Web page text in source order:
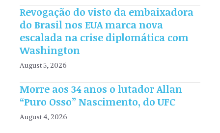
Revogação do visto da embaixadora
do Brasil nos EUA marca nova
escalada na crise diplomática com
Washington
August 5, 2026
Morre aos 34 anos o lutador Allan
“Puro Osso” Nascimento, do UFC
August 4, 2026